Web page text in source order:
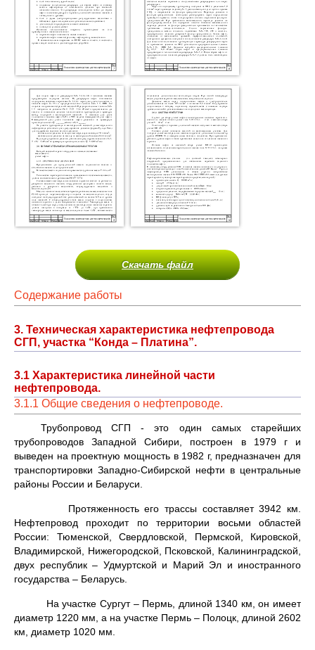
Скачать файл
Содержание работы
3. Техническая характеристика нефтепровода
СГП, участка “Конда – Платина”.
3.1 Характеристика линейной части
нефтепровода.
3.1.1 Общие сведения о нефтепроводе.
Трубопровод СГП - это один самых старейших
трубопроводов Западной Сибири, построен в 1979 г и
выведен на проектную мощность в 1982 г, предназначен для
транспортировки Западно-Сибирской нефти в центральные
районы России и Беларуси.
Протяженность его трассы составляет 3942 км.
Нефтепровод проходит по территории восьми областей
России: Тюменской, Свердловской, Пермской, Кировской,
Владимирской, Нижегородской, Псковской, Калининградской,
двух республик – Удмуртской и Марий Эл и иностранного
государства – Беларусь.
На участке Сургут – Пермь, длиной 1340 км, он имеет
диаметр 1220 мм, а на участке Пермь – Полоцк, длиной 2602
км, диаметр 1020 мм.